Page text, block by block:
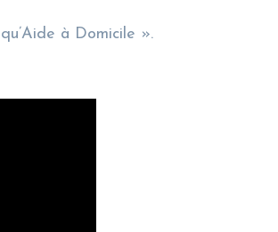
à Domicile ».